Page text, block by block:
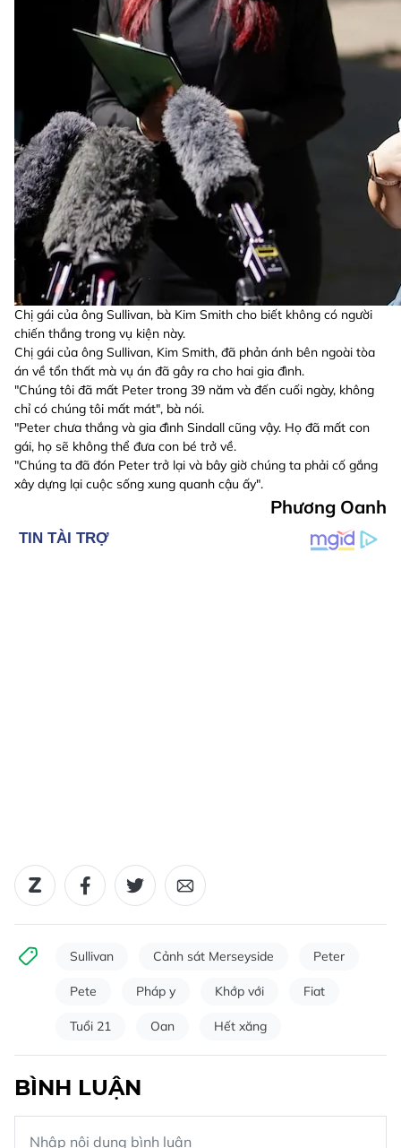
Chị gái của ông Sullivan, bà Kim Smith cho biết không có người
chiến thắng trong vụ kiện này.
Chị gái của ông Sullivan, Kim Smith, đã phản ánh bên ngoài tòa
án về tổn thất mà vụ án đã gây ra cho hai gia đình.
"Chúng tôi đã mất Peter trong 39 năm và đến cuối ngày, không
chỉ có chúng tôi mất mát", bà nói.
"Peter chưa thắng và gia đình Sindall cũng vậy. Họ đã mất con
gái, họ sẽ không thể đưa con bé trở về.
"Chúng ta đã đón Peter trở lại và bây giờ chúng ta phải cố gắng
xây dựng lại cuộc sống xung quanh cậu ấy".
Phương Oanh
Sullivan Cảnh sát Merseyside Peter
Pete Pháp y Khớp với Fiat
Tuổi 21 Oan Hết xăng
BÌNH LUẬN